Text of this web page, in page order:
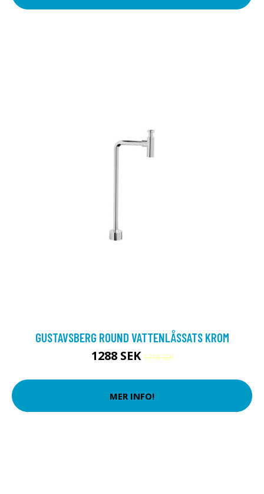
GUSTAVSBERG ROUND VATTENLÅSSATS KROM
1288 SEK1718 SEK
MER INFO!